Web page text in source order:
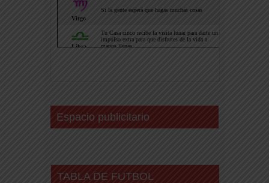
Espacio publicitario
TABLA DE FUTBOL